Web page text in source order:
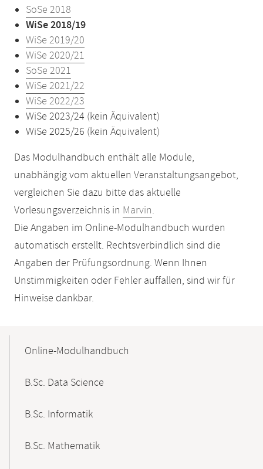
SoSe 2018
WiSe 2018/19
WiSe 2019/20
WiSe 2020/21
SoSe 2021
WiSe 2021/22
WiSe 2022/23
WiSe 2023/24 (kein Äquivalent)
WiSe 2025/26 (kein Äquivalent)
Das Modulhandbuch enthält alle Module,
unabhängig vom aktuellen Veranstaltungsangebot,
vergleichen Sie dazu bitte das aktuelle
Vorlesungsverzeichnis in Marvin.
Die Angaben im Online-Modulhandbuch wurden
automatisch erstellt. Rechtsverbindlich sind die
Angaben der Prüfungsordnung. Wenn Ihnen
Unstimmigkeiten oder Fehler auffallen, sind wir für
Hinweise dankbar.
NavigationOnline-Modulhandbuch
B.Sc. Data Science
B.Sc. Informatik
B.Sc. Mathematik